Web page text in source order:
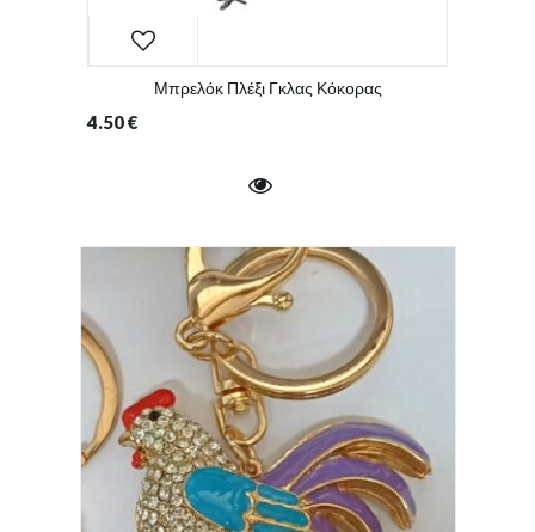
Μπρελόκ Πλέξι Γκλας Κόκορας
4.50€